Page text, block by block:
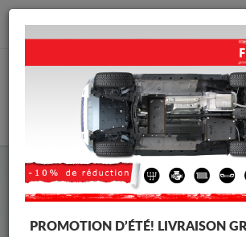
info@cachesousmoteur.fr
Cache Sous Moteur Ford
Cache Sous Moteur Ford Ranger Raptor
Marques
PROMOTION D’ÉTÉ! LIVRAISON